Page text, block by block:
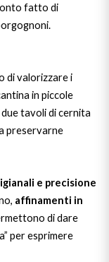
fatto di
di valorizzare i
in piccole
tavoli di cernita
preservarne
e precisione
affinamenti in
di dare
per esprimere